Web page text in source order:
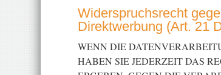
Widerspruchsrecht
Direktwerbung (Art. 21
WENN DIE
HABEN SIE JEDERZEIT DAS